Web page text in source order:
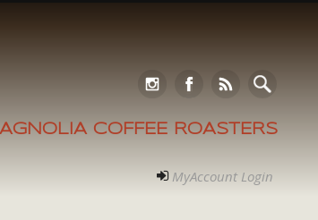
COFFEE ROASTERS
MyAccount Login